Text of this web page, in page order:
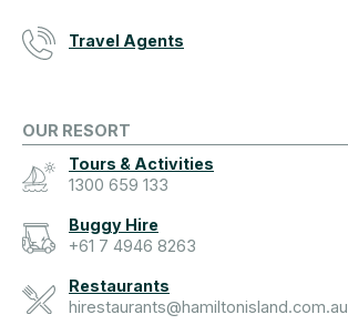
Travel Agents
OUR RESORT
Tours & Activities
1300 659 133
Buggy Hire
+61 7 4946 8263
Restaurants
hirestaurants@hamiltonisland.com.au